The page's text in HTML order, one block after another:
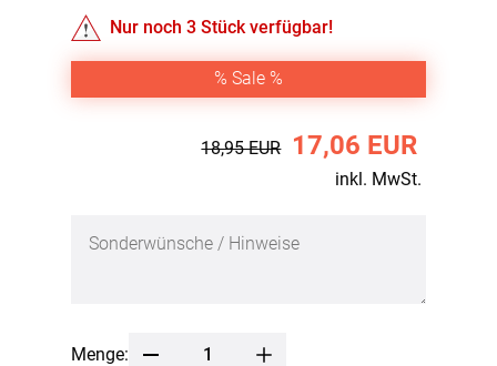
Nur noch3 Stück verfügbar!
% Sale %
18,95 EUR 17,06 EUR
inkl. MwSt.
Menge: